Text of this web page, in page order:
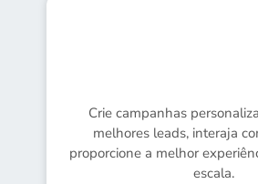
Crie campanhas
melhores leads, interaja
proporcione a melhor
escala.